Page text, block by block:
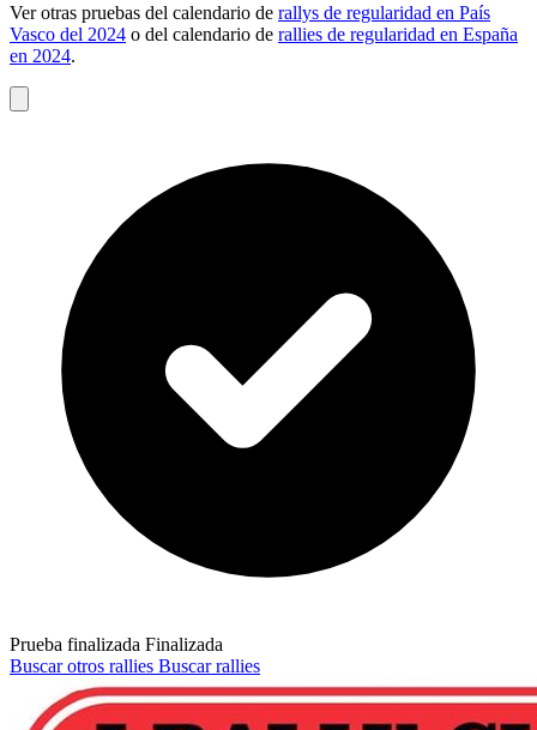
Ver otras pruebas del calendario de rallys de regularidad en País
Vasco del 2024 o del calendario de rallies de regularidad en España
en 2024.
Prueba finalizada Finalizada
Buscar otros rallies Buscar rallies